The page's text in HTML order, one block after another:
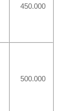
450.000
500.000